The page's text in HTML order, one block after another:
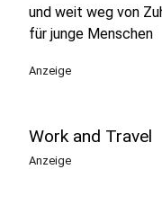
und weit weg von
für junge Menschen
Anzeige
Work and Travel
Anzeige